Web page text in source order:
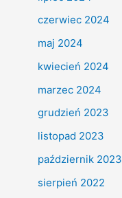
czerwiec 2024
maj 2024
kwiecień 2024
marzec 2024
grudzień 2023
listopad 2023
październik 2023
sierpień 2022